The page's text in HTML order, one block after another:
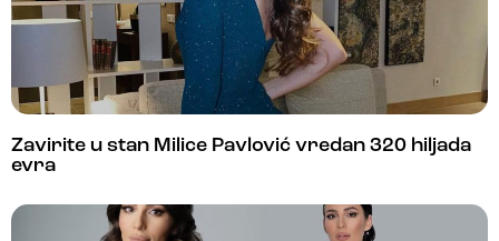
Zavirite u stan Milice Pavlović vredan 320 hiljada
evra